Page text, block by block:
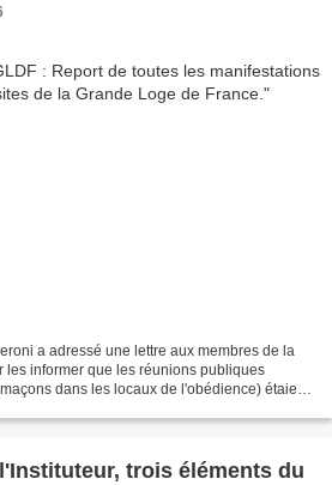
a adressé une lettre aux membres de la
les informer que les réunions publiques
dans les locaux de l'obédience) étaient
trois éléments du